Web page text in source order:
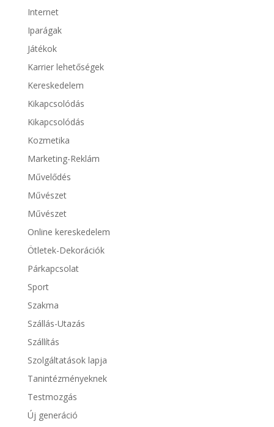
Internet
Iparágak
Játékok
Karrier lehetőségek
Kereskedelem
Kikapcsolódás
Kikapcsolódás
Kozmetika
Marketing-Reklám
Művelődés
Művészet
Művészet
Online kereskedelem
Ötletek-Dekorációk
Párkapcsolat
Sport
Szakma
Szállás-Utazás
Szállítás
Szolgáltatások lapja
Tanintézményeknek
Testmozgás
Új generáció